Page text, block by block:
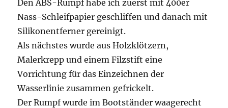
Den ABS-Rumpf habe ich zuerst mit 400er
Nass-Schleifpapier geschliffen und danach mit
Silikonentferner gereinigt.
Als nächstes wurde aus Holzklötzern,
Malerkrepp und einem Filzstift eine
Vorrichtung für das Einzeichnen der
Wasserlinie zusammen gefrickelt.
Der Rumpf wurde im Bootständer waagerecht